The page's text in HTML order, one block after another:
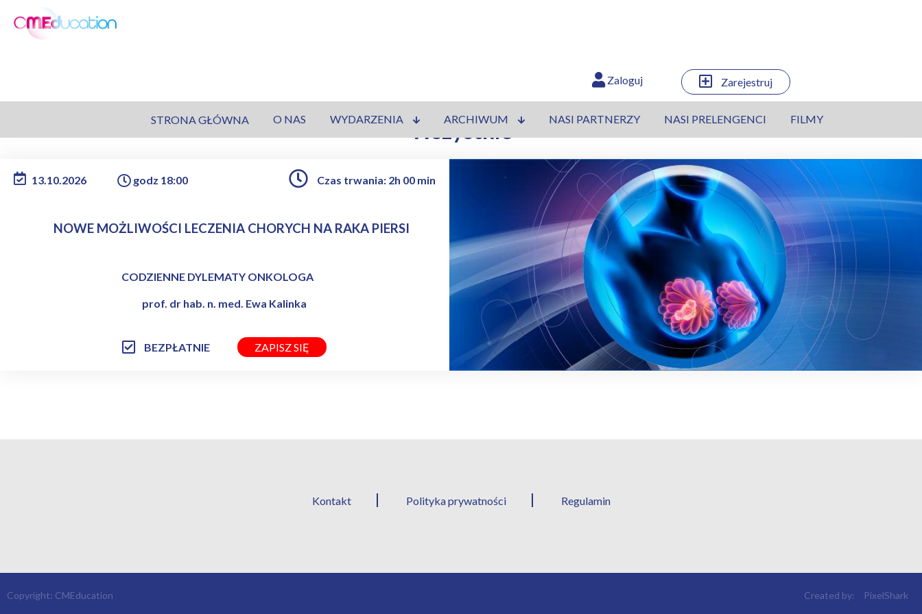
Zaloguj Zarejestruj
STRONA GŁÓWNA O NAS WYDARZENIA ARCHIWUM NASI PARTNERZY NASI PRELENGENCI FILMY
Wszystkie
13.10.2026 godz 18:00 Czas trwania: 2h 00 min
NOWE MOŻLIWOŚCI LECZENIA CHORYCH NA RAKA PIERSI
CODZIENNE DYLEMATY ONKOLOGA
prof. dr hab. n. med. Ewa Kalinka
BEZPŁATNIE ZAPISZ SIĘ
Kontakt Polityka prywatności Regulamin
Copyright: CMEducation Created by: PixelShark